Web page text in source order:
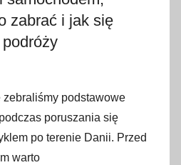
zabrać i jak się
podstawowe
poruszania się
po terenie Danii. Przed
warto